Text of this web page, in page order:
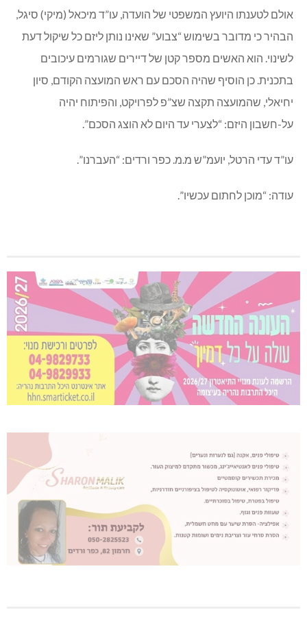
אולם לטענתו היועץ המשפטי של הועדה, עו”ד מיכאל (מיקי) סיגל,
הבהיר כי מדובר בשימוש “צבוע” שאינו נותן ליזם כל שיקול דעת
לשינוי. הוא האשים מספר קטן של דיירים שגורמים עיכובים
בתכנית. כן הוסיף שהיה הסכם עם ראש המועצה הקודם, סיון
יחיאלי, שהמועצה תקצה שצ”פ לפרויקט, והפיתוח יהיה
על-חשבון היזם: “לצערי עד היום לא הוצג הסכם”.
עו”ד עדי הרטל, יועמ”ש מ.מ. כפר ורדים: “העברנו”.
עודה: “מוכן לחתום עכשיו”.